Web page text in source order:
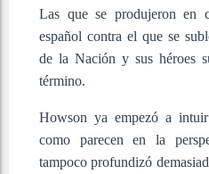
Las que se produjeron en
español contra el que se
de la Nación y sus héroes
término.
Howson ya empezó a
como parecen en la
tampoco profundizó